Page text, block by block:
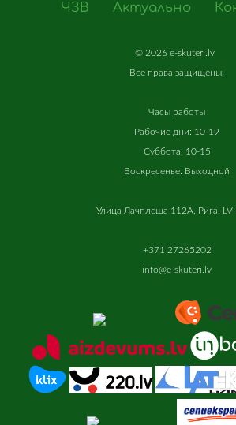
ЧЗВ
Актуально
© 2026 e-skuteri.lv
Все права защищены
Часы работы
Рабочие дни: 10-19
Суббота: 10-15
Воскресенье: Выходной
Улица Лачплеша 112A, Рига,
+371 27265202
info@e-skuteri.lv